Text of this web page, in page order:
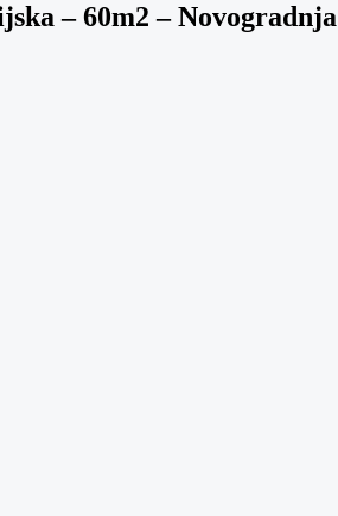
– 60m2 – Novogradnja